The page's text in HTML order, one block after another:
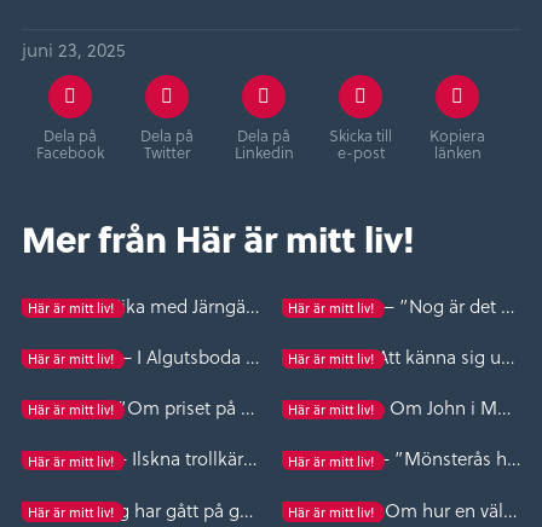
juni 23, 2025
Dela på
Facebook
Dela på
Twitter
Dela på
Linkedin
Skicka till
e-post
Kopiera
länken
Mer från Här är mitt liv!
Här är mitt liv! Orrefors – Fika med Järngänget Här är mitt liv! Emmaboda – ”Nog är det bra lustigt…”
Här är mitt liv! Algutsboda – I Algutsboda blir man gammal… Här är mitt liv! Långasjö – Att känna sig ung i sinnet, tjuriga kor och vilka minnen ett gammalt livstycke väcker till liv
Här är mitt liv! Långasjö – ”Om priset på kaffe, gamla skrönor, bingo och vad gör egentligen en sömmerska ?” Här är mitt liv! Mönsterås – Om John i Muren och om att vara ”inte jätteduktig men mångsidig.”
Här är mitt liv! Vissefjärda – Ilskna trollkärringar, potatislov och en pärlfabrik – välkommen till Vissefjärda! Här är mitt liv! Prästkullen – ”Mönsterås har de bästa spökhistorierna…”
Här är mitt liv! Torsås – ”Jag har gått på gatan i 54 år…” Här är mitt liv! Borgholm – Om hur en välkomnande sport med anor från 1200-talet kan förändra tillvaron…